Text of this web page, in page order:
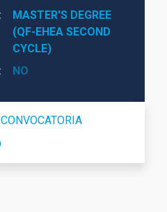
MASTER'S DEGREE
(QF-EHEA SECOND
CYCLE)
NO